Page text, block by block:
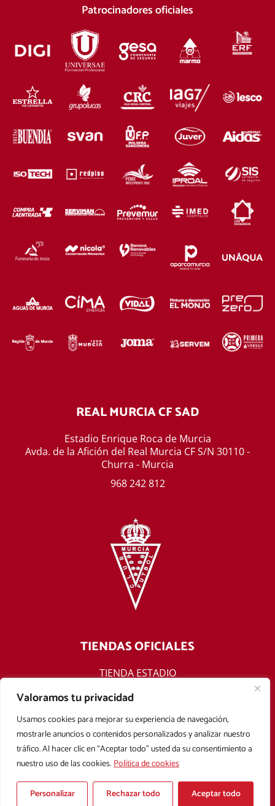
Valoramos tu privacidad
Usamos cookies para mejorar su experiencia de navegación,
mostrarle anuncios o contenidos personalizados y analizar nuestro
tráfico. Al hacer clic en “Aceptar todo” usted da su consentimiento a
nuestro uso de las cookies.Política de cookies
Personalizar Rechazar todo Aceptar todo
Patrocinadores oficiales
REAL MURCIA CF SAD
Estadio Enrique Roca de Murcia
Avda. de la Afición del Real Murcia CF S/N 30110 -
Churra - Murcia
968 242 812
TIENDAS OFICIALES
TIENDA ESTADIO
TIENDA ONLINE
F
a
c
e
b
o
o
T
w
i
t
t
e
r
Y
o
u
t
u
b
e
I
n
s
t
a
g
Copyright © 2025 Real Murcia. Diseñado con
Aviso legal Política de privacidad Política de cookies
Condiciones Generales de Contratación